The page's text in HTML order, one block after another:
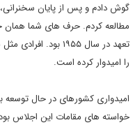
گوش دادم و پس از پایان
مطالعه کردم. حرف های شما همان
تعهد در سال ۱۹۵۵
را امیدوار کرده است.
امیدواری کشورهای در حال توسعه
خواسته های مقامات این اجلاس